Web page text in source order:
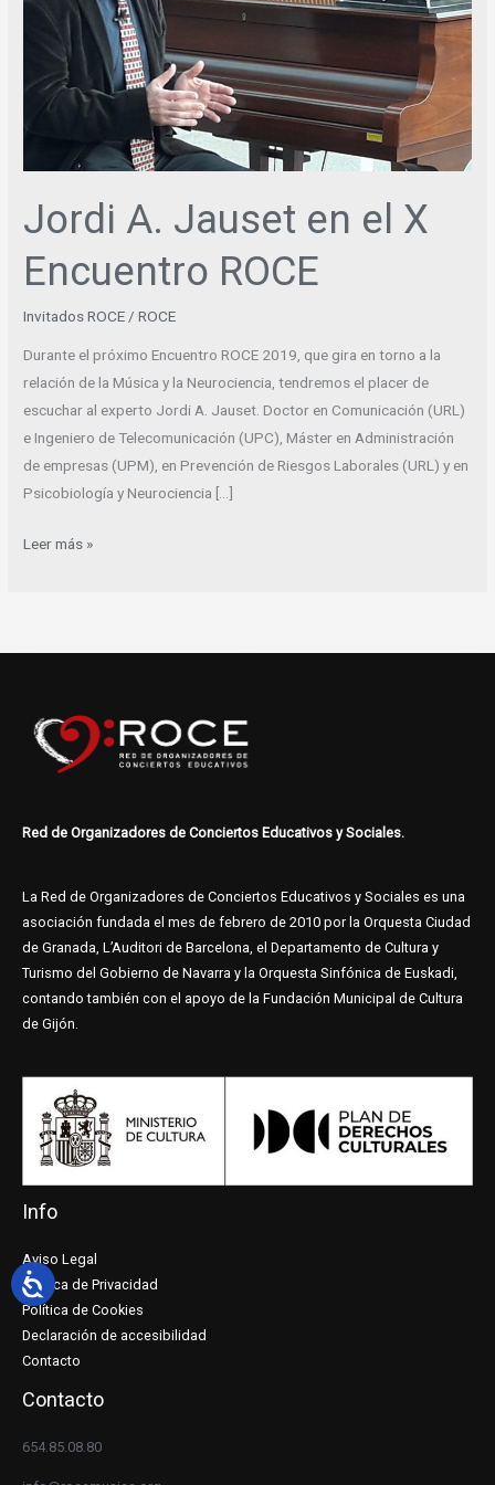
Jordi A. Jauset en el X
Encuentro ROCE
Invitados ROCE /ROCE
Durante el próximo Encuentro ROCE 2019, que gira en torno a la
relación de la Música y la Neurociencia, tendremos el placer de
escuchar al experto Jordi A. Jauset. Doctor en Comunicación (URL)
e Ingeniero de Telecomunicación (UPC), Máster en Administración
de empresas (UPM), en Prevención de Riesgos Laborales (URL) y en
Psicobiología y Neurociencia […]
Encuentro
ROCE
Leer más »
Red de Organizadores de Conciertos Educativos y Sociales.
La Red de Organizadores de Conciertos Educativos y Sociales es una
asociación fundada el mes de febrero de 2010 por la Orquesta Ciudad
de Granada, L’Auditori de Barcelona, el Departamento de Cultura y
Turismo del Gobierno de Navarra y la Orquesta Sinfónica de Euskadi,
contando también con el apoyo de la Fundación Municipal de Cultura
de Gijón.
Info
Aviso Legal
Política de Privacidad
Política de Cookies
Declaración de accesibilidad
Contacto
Contacto
654.85.08.80